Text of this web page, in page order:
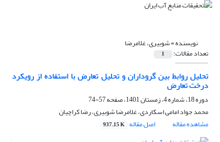
نویسنده =شوبیری، غلامرضا
تعداد مقالات: 1
تحلیل روابط بین گروداران و تحلیل تعارض‌ با استفاده از رویکرد
درخت تعارض
دوره 18، شماره 4، زمستان 1401، صفحه
57-74
محمد جواد امامی اسکاردی، غلامرضا شوبیری، رضا کراچیان
مشاهده مقاله
اصل مقاله 937.15 K